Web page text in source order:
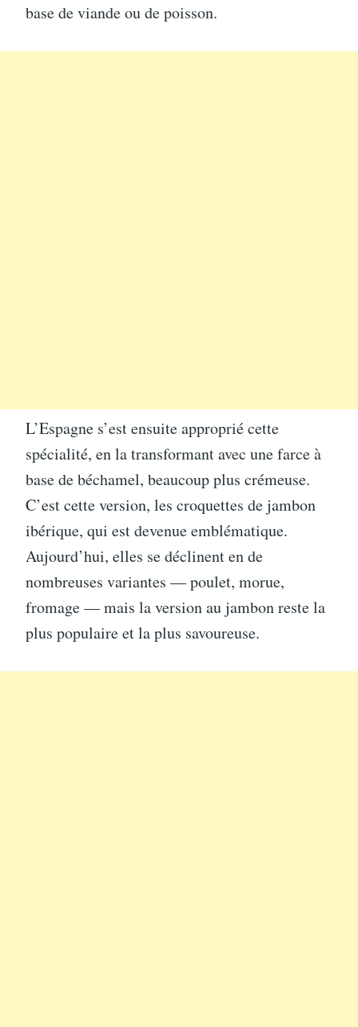
base de viande ou de poisson.
L’Espagne s’est ensuite approprié cette
spécialité, en la transformant avec une farce à
base de béchamel, beaucoup plus crémeuse.
C’est cette version, les croquettes de jambon
ibérique, qui est devenue emblématique.
Aujourd’hui, elles se déclinent en de
nombreuses variantes — poulet, morue,
fromage — mais la version au jambon reste la
plus populaire et la plus savoureuse.